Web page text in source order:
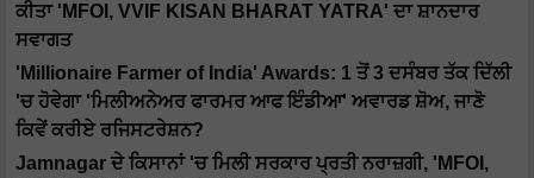
ਕੀਤਾ 'MFOI, VVIF KISAN BHARAT YATRA' ਦਾ ਸ਼ਾਨਦਾਰ
ਸਵਾਗਤ
'Millionaire Farmer of India' Awards: 1 ਤੋਂ 3 ਦਸੰਬਰ ਤੱਕ ਦਿੱਲੀ
'ਚ ਹੋਵੇਗਾ 'ਮਿਲੀਅਨੇਅਰ ਫਾਰਮਰ ਆਫ ਇੰਡੀਆ' ਅਵਾਰਡ ਸ਼ੋਅ, ਜਾਣੋ
ਕਿਵੇਂ ਕਰੀਏ ਰਜਿਸਟਰੇਸ਼ਨ?
Jamnagar ਦੇ ਕਿਸਾਨਾਂ 'ਚ ਮਿਲੀ ਸਰਕਾਰ ਪ੍ਰਤੀ ਨਰਾਜ਼ਗੀ, 'MFOI,